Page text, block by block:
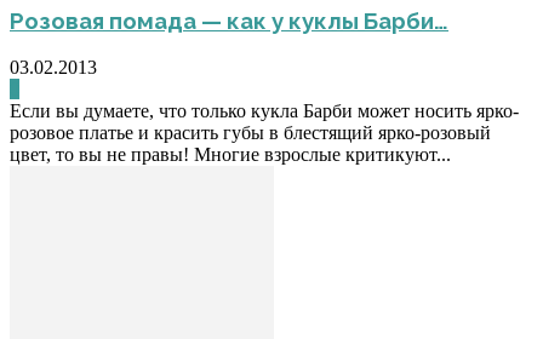
Розовая помада — как у куклы Барби…
03.02.2013
Если вы думаете, что только кукла Барби может носить ярко-
розовое платье и красить губы в блестящий ярко-розовый
цвет, то вы не правы! Многие взрослые критикуют...